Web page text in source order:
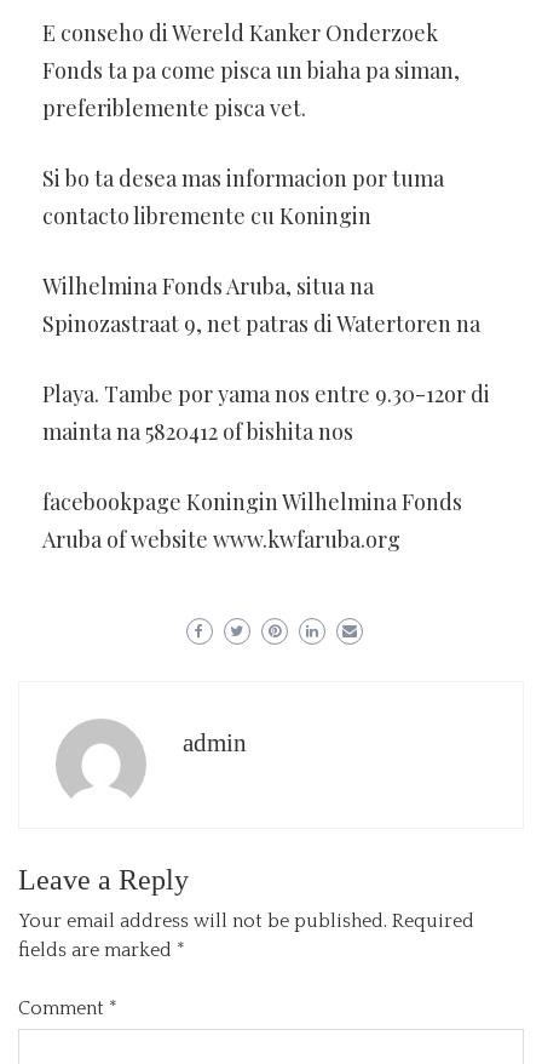
E conseho di Wereld Kanker Onderzoek
Fonds ta pa come pisca un biaha pa siman,
preferiblemente pisca vet.
Si bo ta desea mas informacion por tuma
contacto libremente cu Koningin
Wilhelmina Fonds Aruba, situa na
Spinozastraat 9, net patras di Watertoren na
Playa. Tambe por yama nos entre 9.30-12or di
mainta na 5820412 of bishita nos
facebookpage Koningin Wilhelmina Fonds
Aruba of website www.kwfaruba.org
admin
Leave a Reply
Your email address will not be published. Required
fields are marked *
Comment *